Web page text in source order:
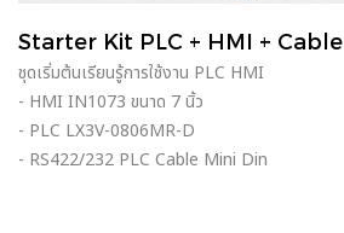
Starter Kit PLC + HMI + Cable
ชุดเริ่มต้นเรียนรู้การใช้งาน PLC HMI
- HMI IN1073 ขนาด 7 นิ้ว
- PLC LX3V-0806MR-D
- RS422/232 PLC Cable Mini Din